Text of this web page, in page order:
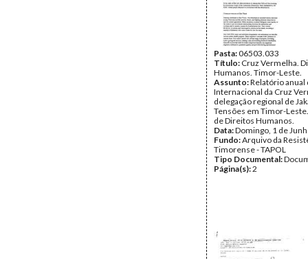
Pasta:06503.033
Título: Cruz Vermelha.
Humanos. Timor-Leste.
Assunto:Relatório anual
Internacional da Cruz
delegação regional de
Tensões em Timor-
de Direitos Humanos.
Data:Domingo, 1 de
Fundo:Arquivo da
Timorense - TAPOL
Tipo Documental:
Página(s):2